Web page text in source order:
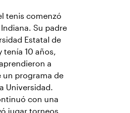
tenis comenzó
Su padre
Estatal de
tenía 10 años,
a
un programa de
Universidad.
con una
jugar torneos